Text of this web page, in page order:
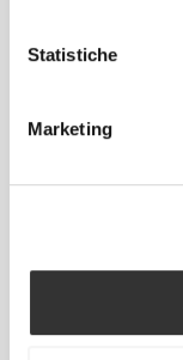
Statistiche
Marketing
Calzini GymPro Crew